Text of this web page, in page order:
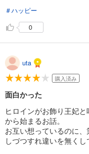
＃ハッピー
0
uta
購入済み
面白かった
ヒロインがお飾り王妃
から始まるお話。
お互い想っているのに
しづつすれ違いを無くし